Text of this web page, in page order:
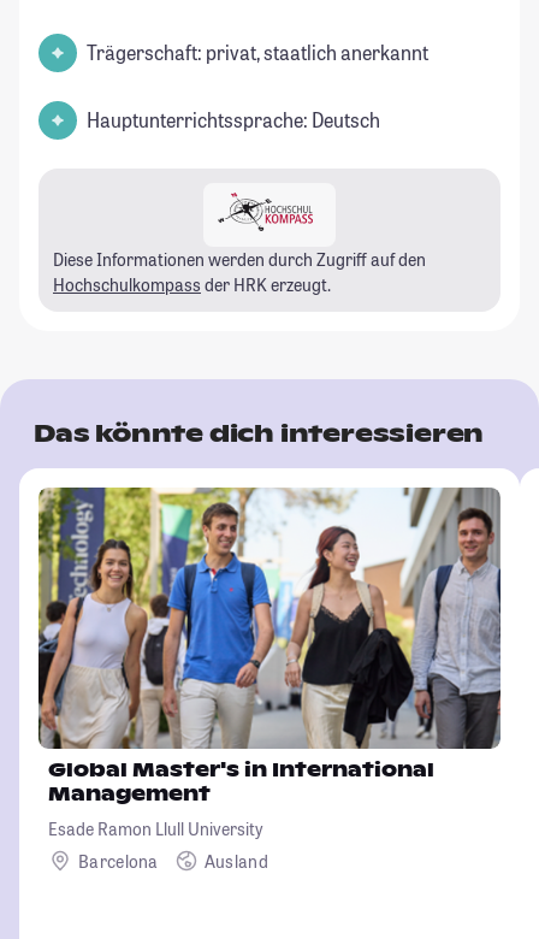
Trägerschaft: privat, staatlich anerkannt
Hauptunterrichtssprache: Deutsch
Diese Informationen werden durch Zugriff auf den
Hochschulkompass der HRK erzeugt.
Das könnte dich interessieren
Global Master's in International
Management
Esade Ramon Llull University
Barcelona
Ausland